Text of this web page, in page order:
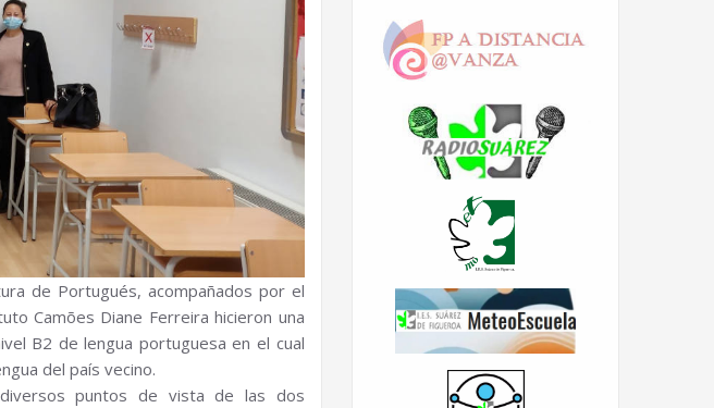
de Portugués, acompañados por el
Camões Diane Ferreira hicieron una
B2 de lengua portuguesa en el cual
del país vecino.
puntos de vista de las dos